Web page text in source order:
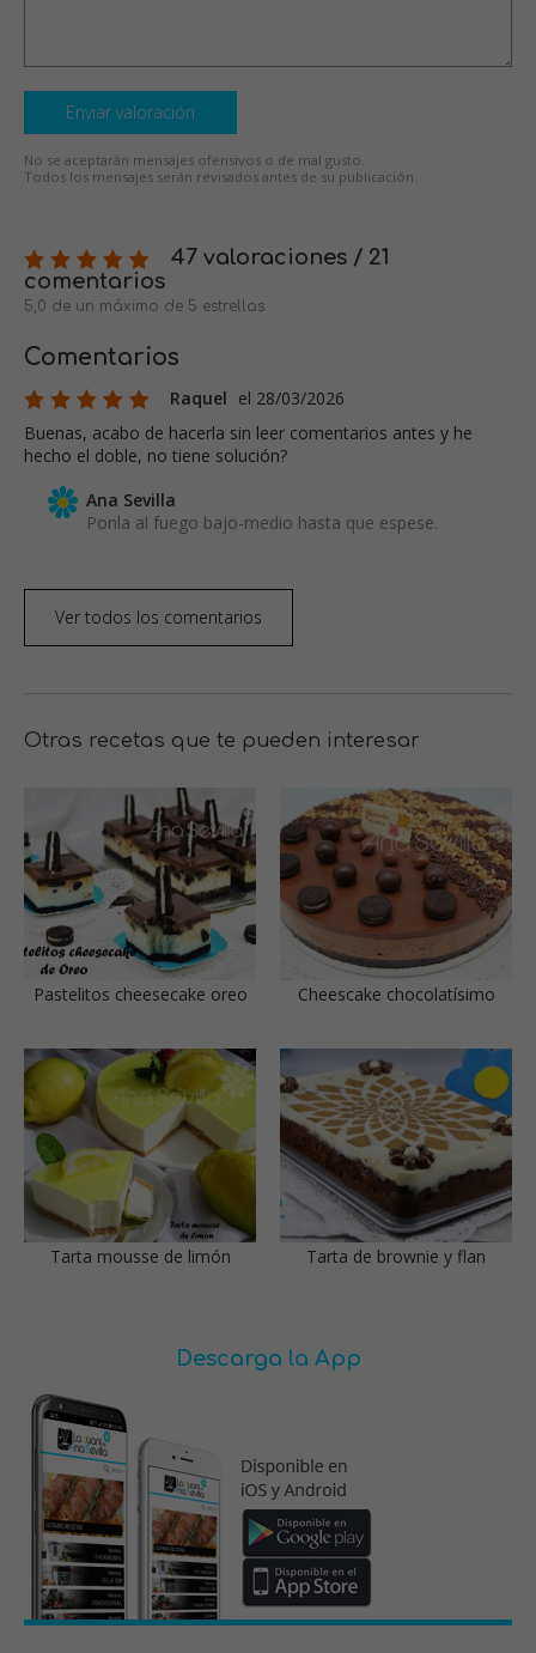
Enviar valoración
No se aceptarán mensajes ofensivos o de mal gusto.
Todos los mensajes serán revisados antes de su publicación.
47 valoraciones / 21
comentarios
5,0 de un máximo de 5 estrellas
Comentarios
Raquel el 28/03/2026
Buenas, acabo de hacerla sin leer comentarios antes y he
hecho el doble, no tiene solución?
Ana Sevilla
Ponla al fuego bajo-medio hasta que espese.
Ver todos los comentarios
Otras recetas que te pueden interesar
Pastelitos cheesecake oreo Cheescake chocolatísimo
Tarta mousse de limón Tarta de brownie y flan
Descarga la App